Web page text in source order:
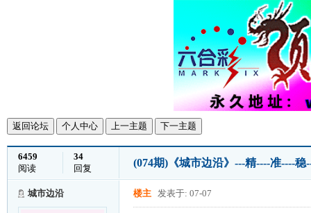
返回论坛 个人中心 上一主题 下一主题
6459
阅读
34
回复
(074期)《城市边沿》---精----准----
城市边沿 楼主 发表于: 07-07